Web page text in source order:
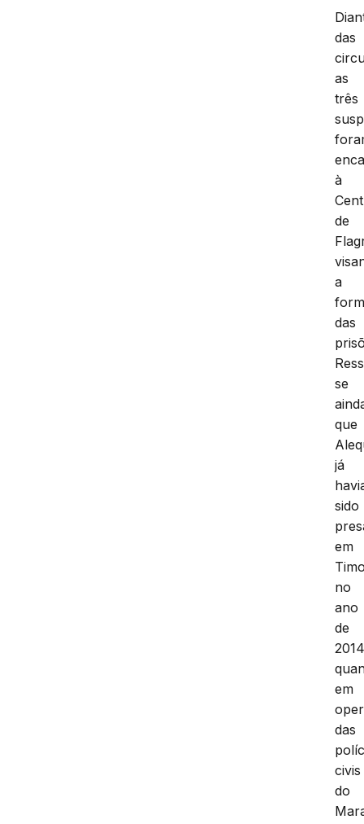
das
as
três
à
de
a
das
se
que
já
sido
em
no
ano
de
em
das
civis
do